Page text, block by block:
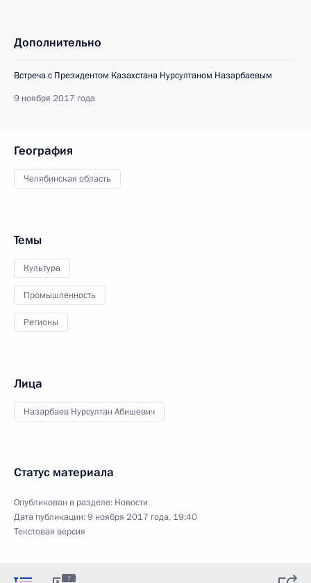
Дополнительно
Встреча с Президентом Казахстана Нурсултаном Назарбаевым
9 ноября 2017 года
География
Челябинская область
Темы
Культура
Промышленность
Регионы
Лица
Назарбаев Нурсултан Абишевич
Статус материала
Опубликован в разделе: Новости
Дата публикации:9 ноября 2017 года, 19:40
Текстовая версия
7